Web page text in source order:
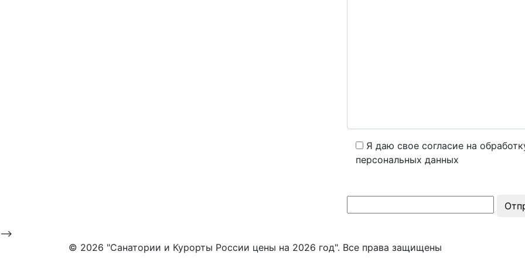
Я даю свое согласие на
персональных данных
-->
© 2026 "Санатории и Курорты России цены на 2026 год". Все права защищены